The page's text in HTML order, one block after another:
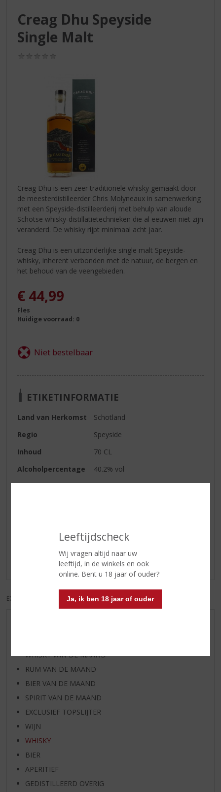
Leeftijdscheck
Wij vragen altijd naar uw
leeftijd, in de winkels en ook
online. Bent u 18 jaar of ouder?
Ja, ik ben 18 jaar of ouder
Creag Dhu Speyside
Single Malt
Creag Dhu is een zeer traditionele whisky gemaakt door
de meesterdistilleerder Chris Molyneaux in samenwerking
met een Speyside-distilleerderij met behulp van aloude
Schotse whisky-distillatietechnieken die al eeuwen niet zijn
veranderd. De whisky rijpt minimaal acht jaar.
Creag Dhu is een uitzonderlijke single malt Speyside-
whisky, inherent verbonden met de natuur, de bergen en
het behoud van de veengebieden.
€ 44,99
Fles
Huidige voorraad: 0
ETIKETINFORMATIE
Land van Herkomst
Schotland
Regio
Speyside
Inhoud
70 CL
Alcoholpercentage
40.2% vol
Er zijn nog geen reviews geplaatst voor dit product
EXCL. BTW INCL. BTW
WHISKY VAN DE MAAND
RUM VAN DE MAAND
BIER VAN DE MAAND
SPIRIT VAN DE MAAND
EXCLUSIEF TOPSLIJTER
WIJN
WHISKY
BIER
APERITIEF
GEDISTILLEERD OVERIG